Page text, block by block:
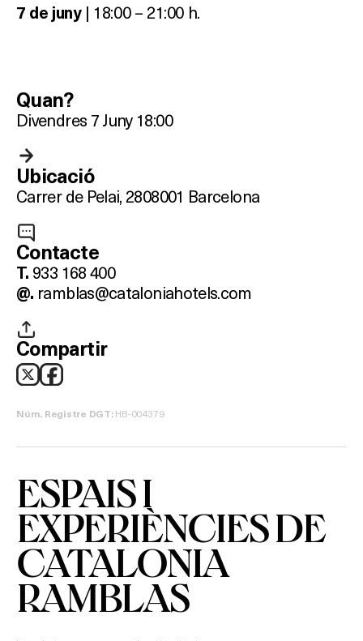
7 de juny| 18:00 – 21:00 h.
Quan?
Divendres 7 Juny 18:00
Ubicació
Carrer de Pelai, 2808001 Barcelona
Contacte
T. 933 168 400
@. ramblas@cataloniahotels.com
Compartir
Núm. Registre DGT: HB-004379
ESPAIS I
EXPERIÈNCIES DE
CATALONIA
RAMBLAS